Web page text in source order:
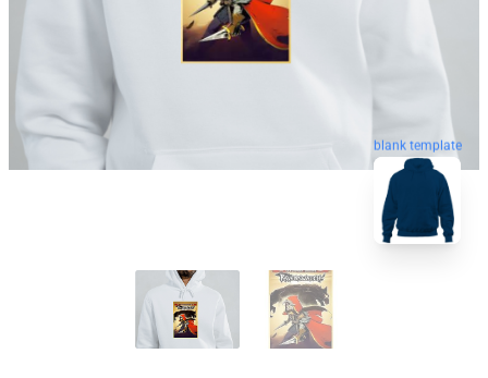
blank template